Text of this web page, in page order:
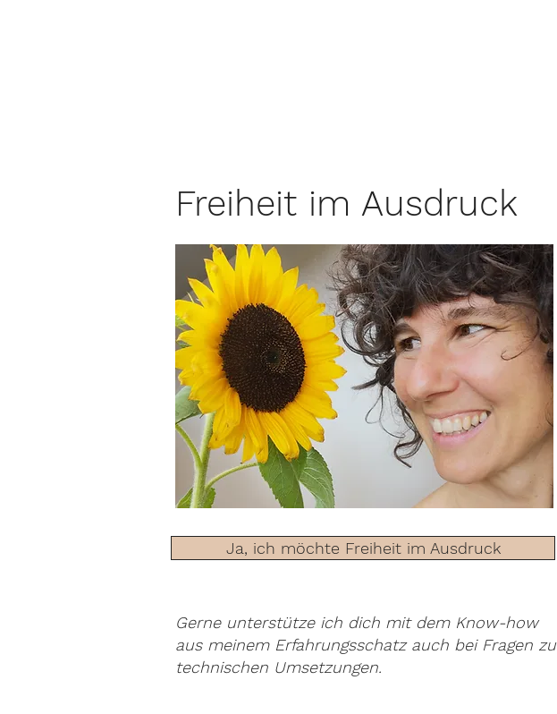
Freiheit im Ausdruck
Ja, ich möchte Freiheit im Ausdruck
Gerne unterstütze ich dich mit dem Know-how
aus meinem Erfahrungsschatz auch bei Fragen zu
technischen Umsetzungen.